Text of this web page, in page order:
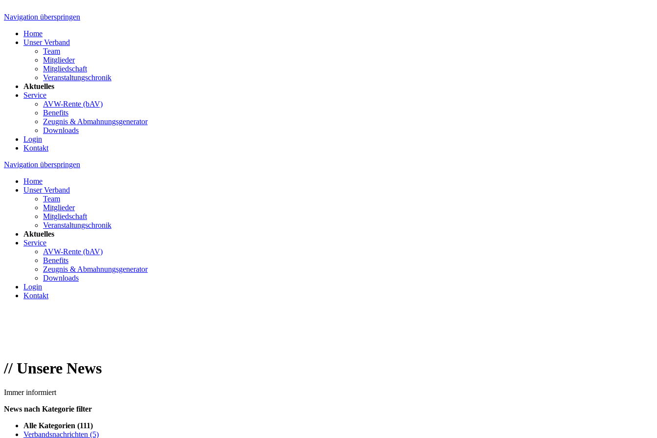
Navigation überspringen
Home
Unser Verband
Team
Mitglieder
Mitgliedschaft
Veranstaltungschronik
Aktuelles
Service
AVW-Rente (bAV)
Benefits
Zeugnis & Abmahnungsgenerator
Downloads
Login
Kontakt
Navigation überspringen
Home
Unser Verband
Team
Mitglieder
Mitgliedschaft
Veranstaltungschronik
Aktuelles
Service
AVW-Rente (bAV)
Benefits
Zeugnis & Abmahnungsgenerator
Downloads
Login
Kontakt
Alle Kategorien
Mitglieder im Fokus (29)
(27)
Veranstaltungen (24)